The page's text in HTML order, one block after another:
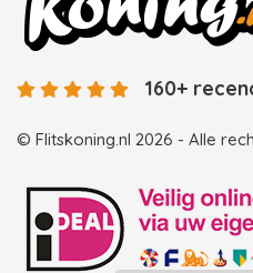
© Flitskoning.nl 2026 - Alle
160+